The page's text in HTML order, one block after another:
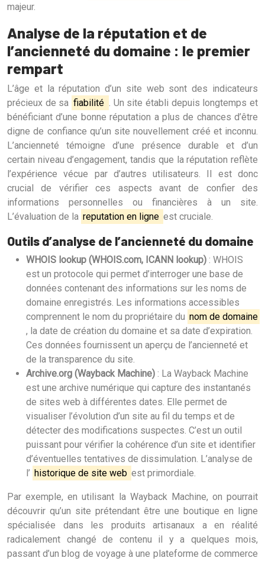
majeur.
Analyse de la réputation et de
l’ancienneté du domaine : le premier
rempart
L’âge et la réputation d’un site web sont des indicateurs
précieux de sa fiabilité
. Un site établi depuis longtemps et
bénéficiant d’une bonne réputation a plus de chances d’être
digne de confiance qu’un site nouvellement créé et inconnu.
L’ancienneté témoigne d’une présence durable et d’un
certain niveau d’engagement, tandis que la réputation reflète
l’expérience vécue par d’autres utilisateurs. Il est donc
crucial de vérifier ces aspects avant de confier des
informations personnelles ou financières à un site.
L’évaluation de la reputation en ligne est cruciale.
Outils d’analyse de l’ancienneté du domaine
WHOIS lookup (WHOIS.com, ICANN lookup) : WHOIS
est un protocole qui permet d’interroger une base de
données contenant des informations sur les noms de
domaine enregistrés. Les informations accessibles
comprennent le nom du propriétaire du nom de domaine
, la date de création du domaine et sa date d’expiration.
Ces données fournissent un aperçu de l’ancienneté et
de la transparence du site.
Archive.org (Wayback Machine) : La Wayback Machine
est une archive numérique qui capture des instantanés
de sites web à différentes dates. Elle permet de
visualiser l’évolution d’un site au fil du temps et de
détecter des modifications suspectes. C’est un outil
puissant pour vérifier la cohérence d’un site et identifier
d’éventuelles tentatives de dissimulation. L’analyse de
l’ historique de site web est primordiale.
Par exemple, en utilisant la Wayback Machine, on pourrait
découvrir qu’un site prétendant être une boutique en ligne
spécialisée dans les produits artisanaux a en réalité
radicalement changé de contenu il y a quelques mois,
passant d’un blog de voyage à une plateforme de commerce